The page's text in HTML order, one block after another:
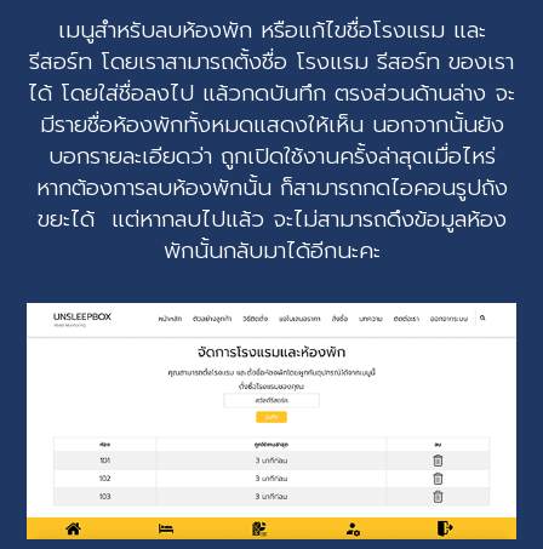
เมนูสำหรับลบห้องพัก หรือแก้ไขชื่อโรงแรม และ
รีสอร์ท โดยเราสามารถตั้งชื่อ โรงแรม รีสอร์ท ของเรา
ได้ โดยใส่ชื่อลงไป แล้วกดบันทึก ตรงส่วนด้านล่าง จะ
มีรายชื่อห้องพักทั้งหมดแสดงให้เห็น นอกจากนั้นยัง
บอกรายละเอียดว่า ถูกเปิดใช้งานครั้งล่าสุดเมื่อไหร่
หากต้องการลบห้องพักนั้น ก็สามารถกดไอคอนรูปถัง
ขยะได้ แต่หากลบไปแล้ว จะไม่สามารถดึงข้อมูลห้อง
พักนั้นกลับมาได้อีกนะคะ